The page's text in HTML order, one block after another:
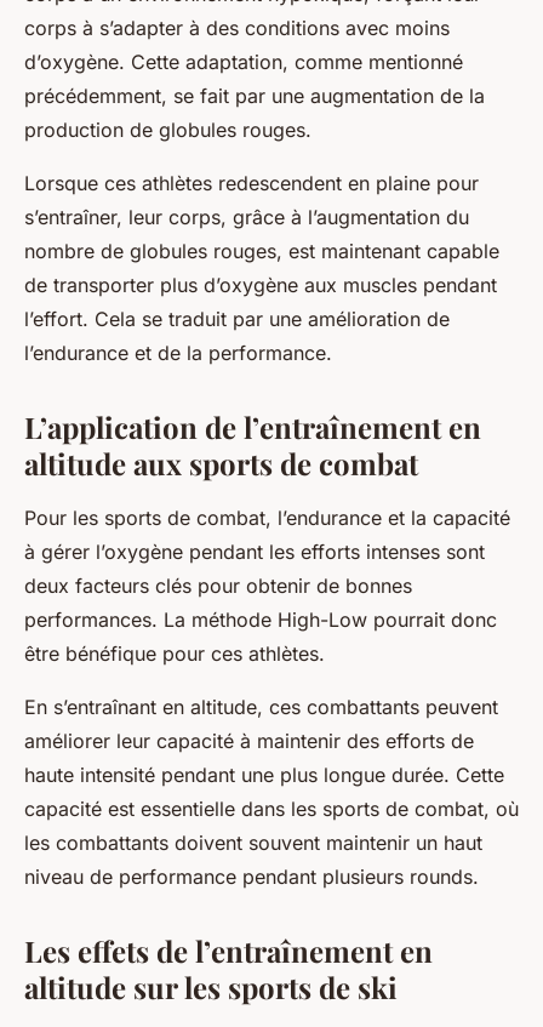
corps à s’adapter à des conditions avec moins
d’oxygène. Cette adaptation, comme mentionné
précédemment, se fait par une augmentation de la
production de globules rouges.
Lorsque ces athlètes redescendent en plaine pour
s’entraîner, leur corps, grâce à l’augmentation du
nombre de globules rouges, est maintenant capable
de transporter plus d’oxygène aux muscles pendant
l’effort. Cela se traduit par une amélioration de
l’endurance et de la performance.
L’application de l’entraînement en
altitude aux sports de combat
Pour les sports de combat, l’endurance et la capacité
à gérer l’oxygène pendant les efforts intenses sont
deux facteurs clés pour obtenir de bonnes
performances. La méthode High-Low pourrait donc
être bénéfique pour ces athlètes.
En s’entraînant en altitude, ces combattants peuvent
améliorer leur capacité à maintenir des efforts de
haute intensité pendant une plus longue durée. Cette
capacité est essentielle dans les sports de combat, où
les combattants doivent souvent maintenir un haut
niveau de performance pendant plusieurs rounds.
Les effets de l’entraînement en
altitude sur les sports de ski